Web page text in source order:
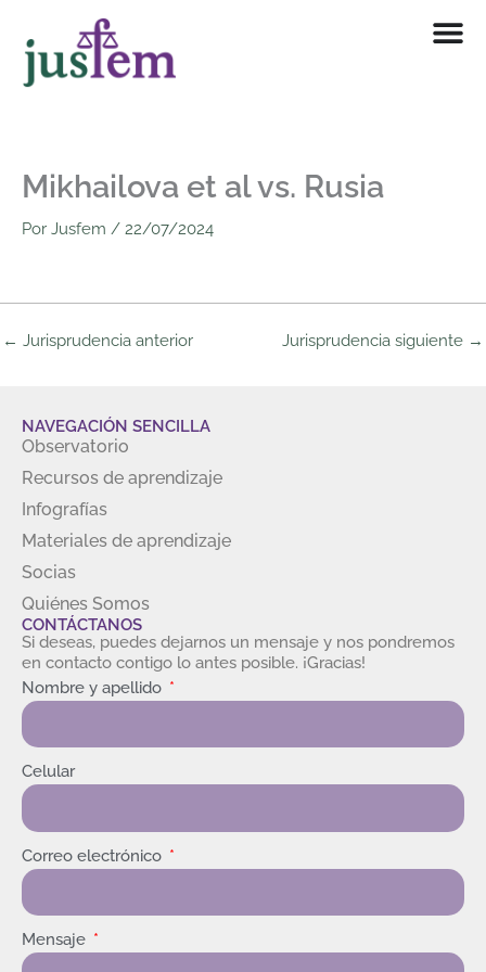
contenido
Mikhailova et al vs. Rusia
Por Jusfem / 22/07/2024
← Jurisprudencia anterior Jurisprudencia siguiente →
NAVEGACIÓN SENCILLA
Observatorio
Recursos de aprendizaje
Infografías
Materiales de aprendizaje
Socias
Quiénes Somos
CONTÁCTANOS
Si deseas, puedes dejarnos un mensaje y nos pondremos
en contacto contigo lo antes posible. ¡Gracias!
Nombre y apellido
Celular
Correo electrónico
Mensaje